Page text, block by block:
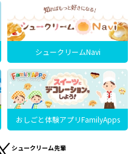
シュークリームNavi
おしごと体験アプリFamilyApps
シュークリーム先輩